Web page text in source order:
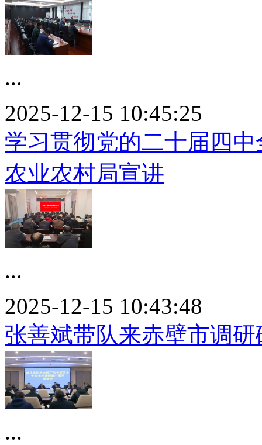
...
2025-12-15 10:45:25
学习贯彻党的二十届四
农业农村局宣讲
...
2025-12-15 10:43:48
张善斌带队来赤壁市调
...